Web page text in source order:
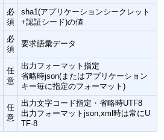
必
須
sha1(アプリケーションシークレット
+認証シード)の値
必
須
要求語彙データ
任
意
出力フォーマット指定
省略時json(またはアプリケーション
キー毎に指定のフォーマット)
任
意
出力文字コード指定・省略時UTF8
出力フォーマットjson,xml時は常にU
TF-8